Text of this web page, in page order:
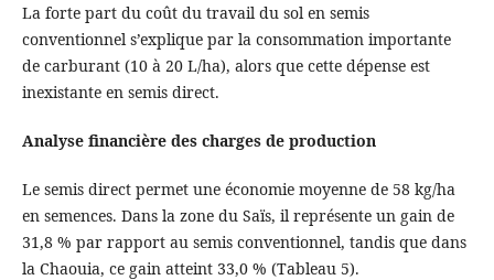
La forte part du coût du travail du sol en semis
conventionnel s’explique par la consommation importante
de carburant (10 à 20 L/ha), alors que cette dépense est
inexistante en semis direct.
Analyse financière des charges de production
Le semis direct permet une économie moyenne de 58 kg/ha
en semences. Dans la zone du Saïs, il représente un gain de
31,8 % par rapport au semis conventionnel, tandis que dans
la Chaouia, ce gain atteint 33,0 % (Tableau 5).